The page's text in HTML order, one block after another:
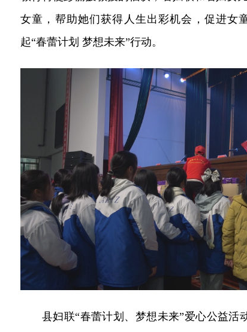
女童，帮助她们获得人生出彩机会，促进女
起“春蕾计划 梦想未来”行动。
县妇联“春蕾计划、梦想未来”爱心公益活